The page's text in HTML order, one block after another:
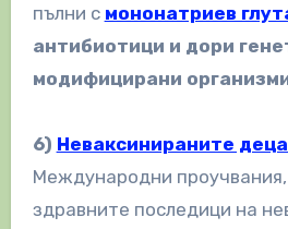
пълни с мононатриев
антибиотици и дори
модифицирани
6) Неваксинираните
Международни
здравните последици на